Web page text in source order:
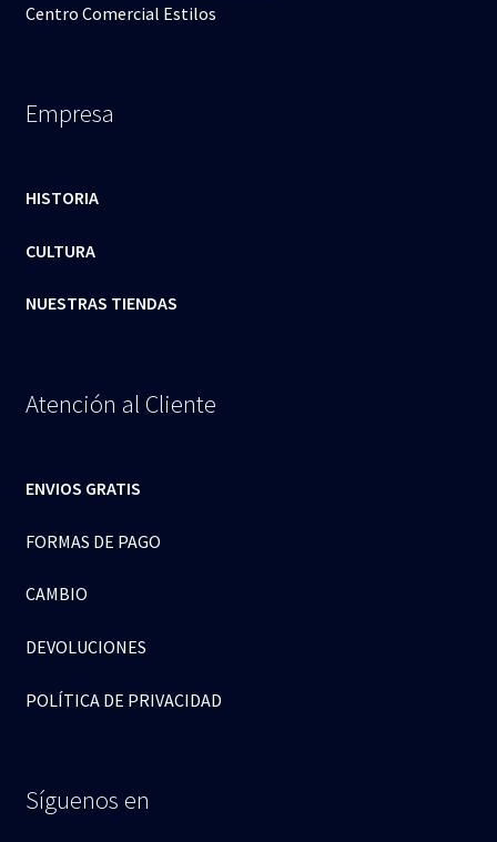
Centro Comercial Estilos
Empresa
HISTORIA
CULTURA
NUESTRAS TIENDAS
Atención al Cliente
ENVIOS GRATIS
FORMAS DE PAGO
CAMBIO
DEVOLUCIONES
POLÍTICA DE PRIVACIDAD
Síguenos en